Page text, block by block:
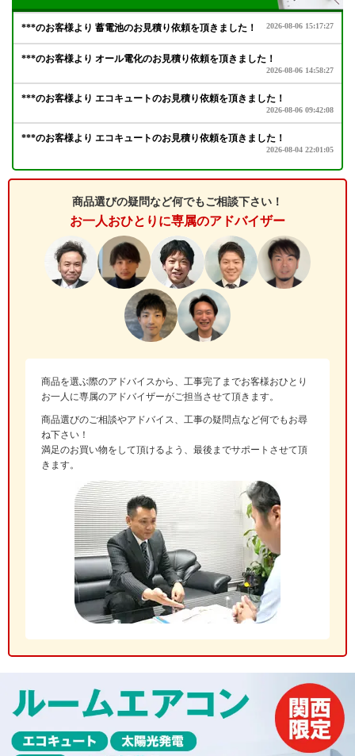
商品選びの疑問など何でもご相談下さい！
お一人おひとりに専属のアドバイザー
商品を選ぶ際のアドバイスから、工事完了までお客様おひとり
お一人に専属のアドバイザーがご担当させて頂きます。
商品選びのご相談やアドバイス、工事の疑問点など何でもお尋
ね下さい！
満足のお買い物をして頂けるよう、最後までサポートさせて頂
きます。